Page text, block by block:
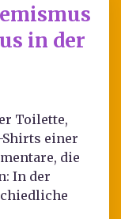
in der
Toilette,
einer
die
In der